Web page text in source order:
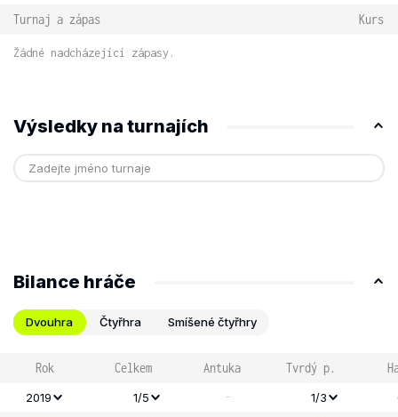
Turnaj a zápas Kurs
Žádné nadcházející zápasy.
Výsledky na turnajích
Bilance hráče
Dvouhra Čtyřhra Smíšené čtyřhry
Rok Celkem Antuka Tvrdý p.
2019 1/5 - 1/3